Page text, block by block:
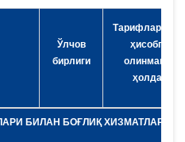
Ўлчов
бирлиги
Тарифлар (ҚҚС
ҳисобга
олинмаган
ҳолда)
БИЛАН БОҒЛИҚ ХИЗМАТЛАР